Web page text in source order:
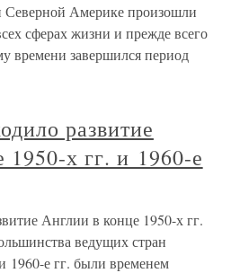
Америке произошли
сферах жизни и прежде всего
времени завершился период
развитие
1950-х гг. и 1960-е
Англии в конце 1950-х гг.
ведущих стран
1960-е гг. были временем